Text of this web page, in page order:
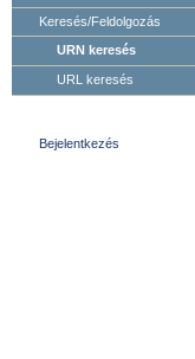
Keresés/Feldolgozás
URN keresés
URL keresés
Bejelentkezés